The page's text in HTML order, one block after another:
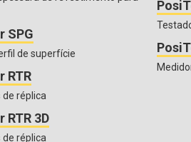
SPG
de superfície
RTR
de réplica
RTR 3D
de réplica